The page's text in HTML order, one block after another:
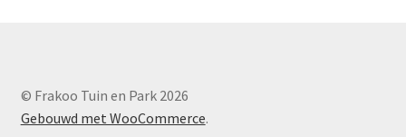
© Frakoo Tuin en Park 2026
Gebouwd met WooCommerce.